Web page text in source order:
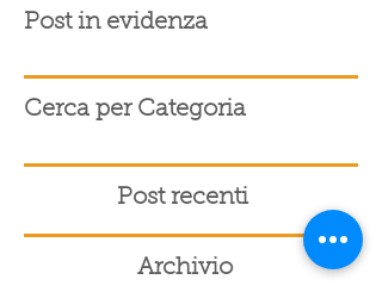
Post in evidenza
Cerca per Categoria
Post recenti
Archivio